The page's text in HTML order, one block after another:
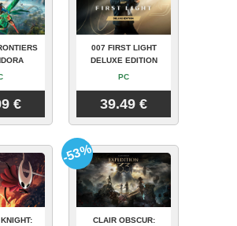
€
007 FIRST LIGHT
DELUXE EDITION
PC
39.49 €
CLAIR OBSCUR:
-53%